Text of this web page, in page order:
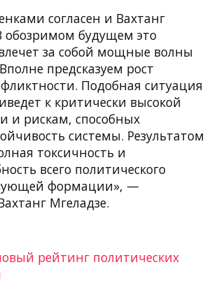
согласен и Вахтанг
обозримом будущем это
за собой мощные волны
предсказуем рост
Подобная ситуация
к критически высокой
и рискам, способных
системы. Результатом
токсичность и
всего политического
формации», —
Мгеладзе.
рейтинг политических